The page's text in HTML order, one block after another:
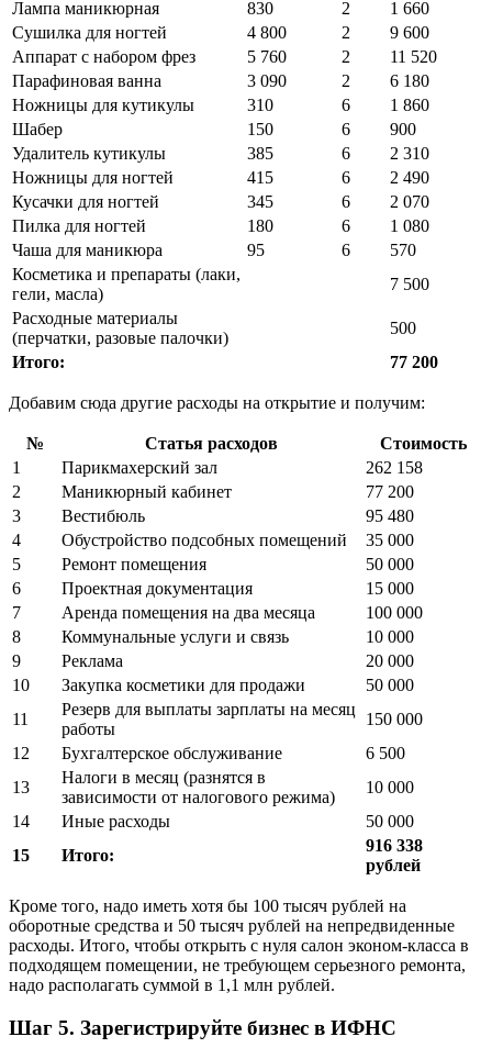
Лампа маникюрная 830 2
1 660
Сушилка для ногтей
4 800 2
9 600
Аппарат с набором фрез
5 760 2
11 520
Парафиновая ванна
3 090 2
6 180
Ножницы для кутикулы
310 6
1 860
Шабер
150 6
900
Удалитель кутикулы
385 6
2 310
Ножницы для ногтей
415 6
2 490
Кусачки для ногтей
345 6
2 070
Пилка для ногтей
180 6
1 080
Чаша для маникюра
95 6
570
Косметика и препараты (лаки,
гели, масла)
7 500
Расходные материалы
(перчатки, разовые палочки)
500
Итого:
77 200
Добавим сюда другие расходы на открытие и получим:
№ Статья расходов
Стоимость
1
Парикмахерский зал
262 158
2
Маникюрный кабинет
77 200
3
Вестибюль
95 480
4
Обустройство подсобных помещений
35 000
5
Ремонт помещения
50 000
6
Проектная документация
15 000
7
Аренда помещения на два месяца
100 000
8
Коммунальные услуги и связь
10 000
9
Реклама
20 000
10
Закупка косметики для продажи
50 000
11
Резерв для выплаты зарплаты на месяц
работы
150 000
12
Бухгалтерское обслуживание
6 500
13
Налоги в месяц (разнятся в
зависимости от налогового режима)
10 000
14
Иные расходы
50 000
15
Итого:
916 338
рублей
Кроме того, надо иметь хотя бы 100 тысяч рублей на
оборотные средства и 50 тысяч рублей на непредвиденные
расходы. Итого, чтобы открыть с нуля салон эконом-класса в
подходящем помещении, не требующем серьезного ремонта,
надо располагать суммой в 1,1 млн рублей.
Шаг 5. Зарегистрируйте бизнес в ИФНС